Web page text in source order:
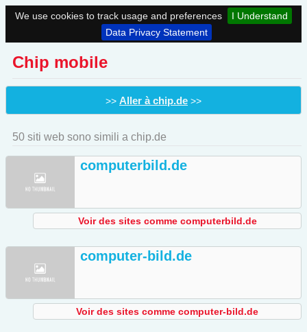
We use cookies to track usage and preferences
I Understand
Data Privacy Statement
Chip mobile
>> Aller à chip.de >>
50 siti web sono simili a chip.de
computerbild.de
Voir des sites comme computerbild.de
computer-bild.de
Voir des sites comme computer-bild.de